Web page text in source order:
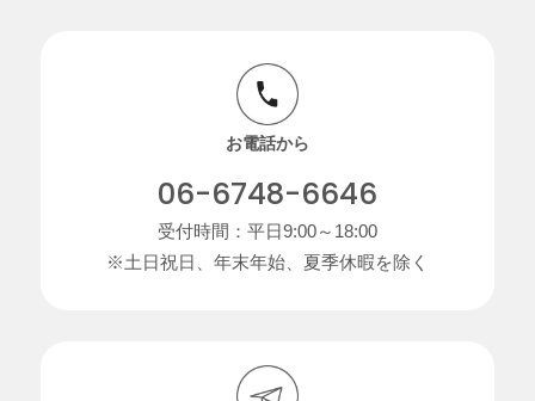
お電話から
06-6748-6646
受付時間：平日9:00～18:00
※土日祝日、年末年始、夏季休暇を除く